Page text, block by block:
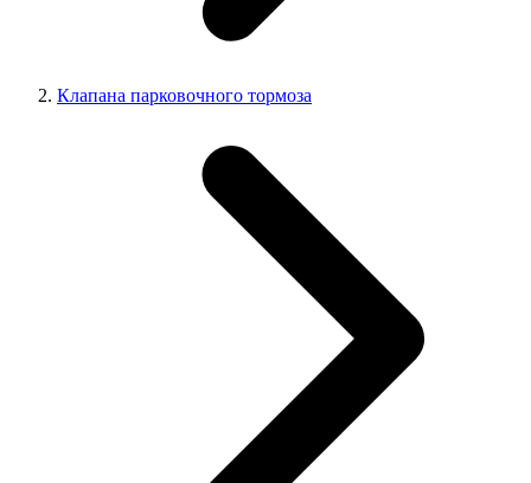
Клапана парковочного тормоза